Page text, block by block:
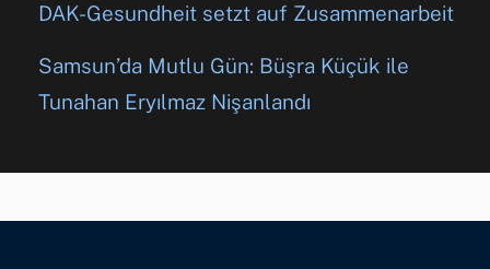
DAK-Gesundheit setzt auf Zusammenarbeit
Samsun’da Mutlu Gün: Büşra Küçük ile
Tunahan Eryılmaz Nişanlandı